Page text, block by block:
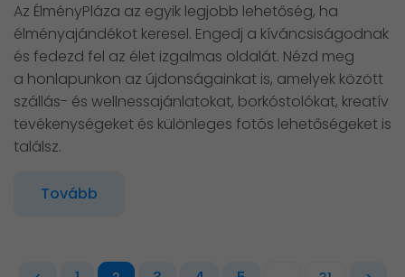
Az ÉlményPláza az egyik legjobb lehetőség, ha
élményajándékot keresel. Engedj a kíváncsiságodnak
és fedezd fel az élet izgalmas oldalát. Nézd meg
a honlapunkon az újdonságainkat is, amelyek között
szállás- és wellnessajánlatokat, borkóstolókat, kreatív
tevékenységeket és különleges fotós lehetőségeket is
találsz.
Tovább